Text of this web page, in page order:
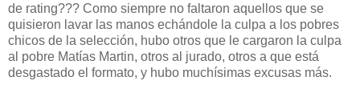
de rating??? Como siempre no faltaron aquellos que se
quisieron lavar las manos echándole la culpa a los pobres
chicos de la selección, hubo otros que le cargaron la culpa
al pobre Matías Martin, otros al jurado, otros a que está
desgastado el formato, y hubo muchísimas excusas más.